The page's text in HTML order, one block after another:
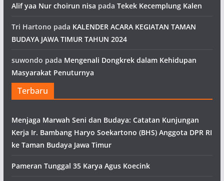
Alif yaa Nur choirun nisa pada Tekek Kecemplung Kalen
Tri Hartono pada KALENDER ACARA KEGIATAN TAMAN
BUDAYA JAWA TIMUR TAHUN 2024
suwondo pada Mengenali Dongkrek dalam Kehidupan
Masyarakat Penuturnya
Terbaru
Menjaga Marwah Seni dan Budaya: Catatan Kunjungan
Kerja Ir. Bambang Haryo Soekartono (BHS) Anggota DPR RI
ke Taman Budaya Jawa Timur
Pameran Tunggal 35 Karya Agus Koecink